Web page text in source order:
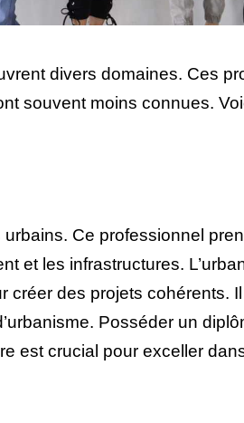
divers domaines. Ces
souvent moins connues.
Ce professionnel
et les infrastructures.
créer des projets cohérents.
Posséder un
est crucial pour exceller